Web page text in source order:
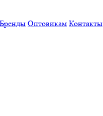
Бренды Оптовикам Контакты